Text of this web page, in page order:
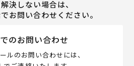
決しない場合は、
お問い合わせください。
のお問い合わせ
ルのお問い合わせには、